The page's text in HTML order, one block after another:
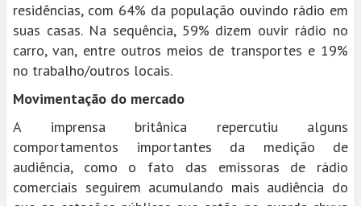
residências, com 64% da população ouvindo rádio em
suas casas. Na sequência, 59% dizem ouvir rádio no
carro, van, entre outros meios de transportes e 19%
no trabalho/outros locais.
Movimentação do mercado
A imprensa britânica repercutiu alguns
comportamentos importantes da medição de
audiência, como o fato das emissoras de rádio
comerciais seguirem acumulando mais audiência do